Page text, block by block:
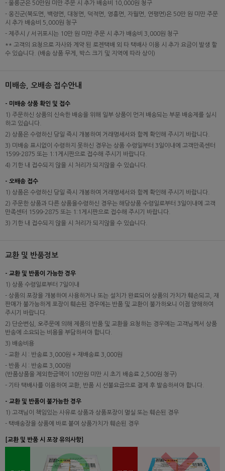
- 울릉군은 50만원 미만 주문 시 추가 배송비 10,000원 청구
- 옹진군(북도면, 백령면, 대청면, 덕적면, 영흥면, 자월면, 연평면)은 50만 원 미만 주문
시 추가 배송비 5,000원 청구
- 제주시 / 서귀포시는 10만 원 미만 주문 시 추가 배송비 3,000원 청구
** 고객의 요청으로 자사와 계약 된 로젠택배 외 타 택배사 이용 시 추가 요금이 발생 할
수 있습니다. (배송 상품 무게, 박스 크기 및 지역에 따라 상이)
미배송, 오배송 접수안내
- 미배송 상품 확인 및 접수
1) 주문하신 상품의 신속한 배송을 위해 일부 상품이 먼저 배송되는 부분 배송제를 실시
하고 있습니다.
2) 상품은 수령하신 당일 즉시 개봉하여 거래명세서와 함께 확인해 주시기 바랍니다.
3) 미배송 표시없이 수령하지 못하신 경우는 상품 수령일부터 3일이내에 고객만족센터
1599-2875 또는 1:1게시판으로 접수해 주시기 바랍니다.
4) 기한 내 접수되지 않을 시 처리가 되지않을 수 있습니다.
- 오배송 접수
1) 상품은 수령하신 당일 즉시 개봉하여 거래명세서와 함께 확인해 주시기 바랍니다.
2) 주문한 상품과 다른 상품을수령하신 경우는 해당상품 수령일로부터 3일이내에 고객
만족센터 1599-2875 또는 1:1게시판으로 접수해 주시기 바랍니다.
3) 기한 내 접수되지 않을 시 처리가 되지않을 수 있습니다.
교환 및 반품정보
- 교환 및 반품이 가능한 경우
1) 상품 수령일로부터 7일이내
- 상품의 포장을 개봉하여 사용하거나 또는 설치가 완료되어 상품의 가치가 훼손되고, 재
판매가 불가능하게 포장이 훼손된 경우에는 반품 및 교환이 불가하오니 이점 양해하여
주시기 바랍니다.
2) 단순변심, 오주문에 의해 제품의 반품 및 교환을 요청하는 경우에는 고객님께서 상품
반송에 소요되는 비용을 부담하셔야 합니다.
3) 배송비용
- 교환 시 : 반송료 3,000원 + 재배송료 3,000원
- 반품 시 : 반송료 3,000원
(반품상품을 제외한금액이 10만원 미만 시 초기 배송료 2,500원 청구)
- 기타 택배사를 이용하여 교환, 반품 시 선불요금으로 결제 후 발송하셔야 합니다.
- 교환 및 반품이 불가능한 경우
1) 고객님이 책임있는 사유로 상품과 상품포장이 멸실 또는 훼손된 경우
- 택배송장을 상품에 바로 붙여 상품가치가 훼손된 경우
[교환 및 반품 시 포장 유의사항]